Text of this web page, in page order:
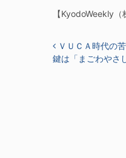
【KyodoWeekly
投稿ナビ
ＶＵＣＡ時代の
鍵は「まごわやさ